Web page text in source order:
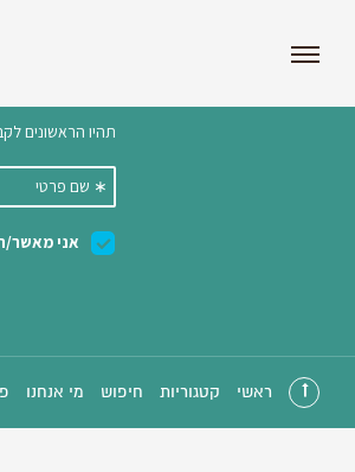
הצטרפו
ראשי קטגוריות חיפוש מי אנחנו